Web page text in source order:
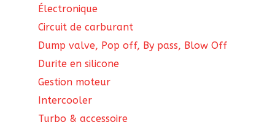
Électronique
Circuit de carburant
Dump valve, Pop off, By pass, Blow Off
Durite en silicone
Gestion moteur
Intercooler
Turbo & accessoire